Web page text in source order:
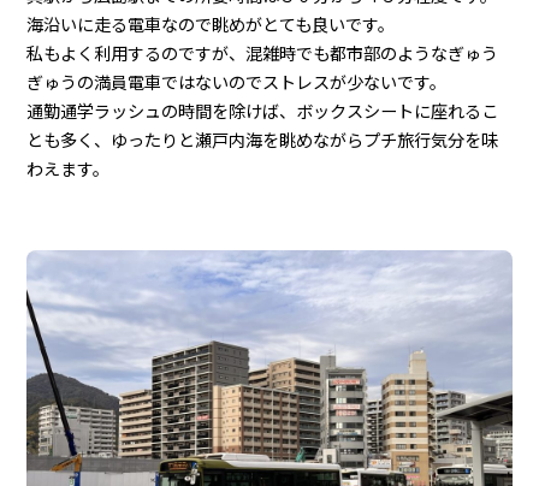
海沿いに走る電車なので眺めがとても良いです。
私もよく利用するのですが、混雑時でも都市部のようなぎゅう
ぎゅうの満員電車ではないのでストレスが少ないです。
通勤通学ラッシュの時間を除けば、ボックスシートに座れるこ
とも多く、ゆったりと瀬戸内海を眺めながらプチ旅行気分を味
わえます。